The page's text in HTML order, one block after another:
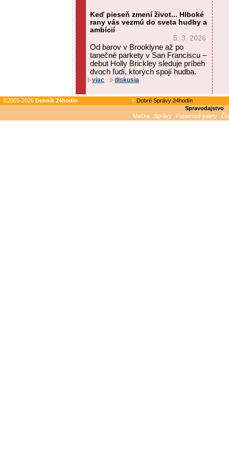
Keď pieseň zmení život... Hlboké
rany vás vezmú do sveta hudby a
ambícií
5. 3. 2026
Od barov v Brooklyne až po
tanečné parkety v San Franciscu –
debut Holly Brickley sleduje príbeh
dvoch ľudí, ktorých spojí hudba.
viac diskusia
©2005-2026 Denník 24hodin
Dobré Správy 24hodín
Spravodajstvo
Mačka
Správy Papierové palety